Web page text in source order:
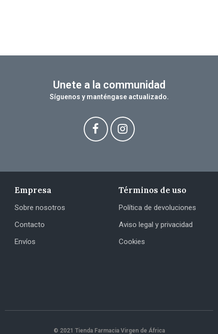
Unete a la communidad
Síguenos y manténgase actualizado.
Empresa
Sobre nosotros
Contacto
Envíos
Términos de uso
Política de devoluciones
Aviso legal y privacidad
Cookies
© 2021 Tienda Farmacia Virgen de África